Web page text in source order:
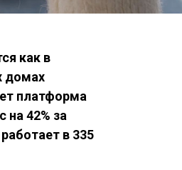
как в
домах
платформа
на 42% за
в 335